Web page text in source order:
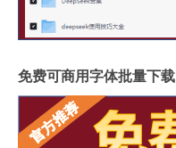
免费可商用字体批量下载